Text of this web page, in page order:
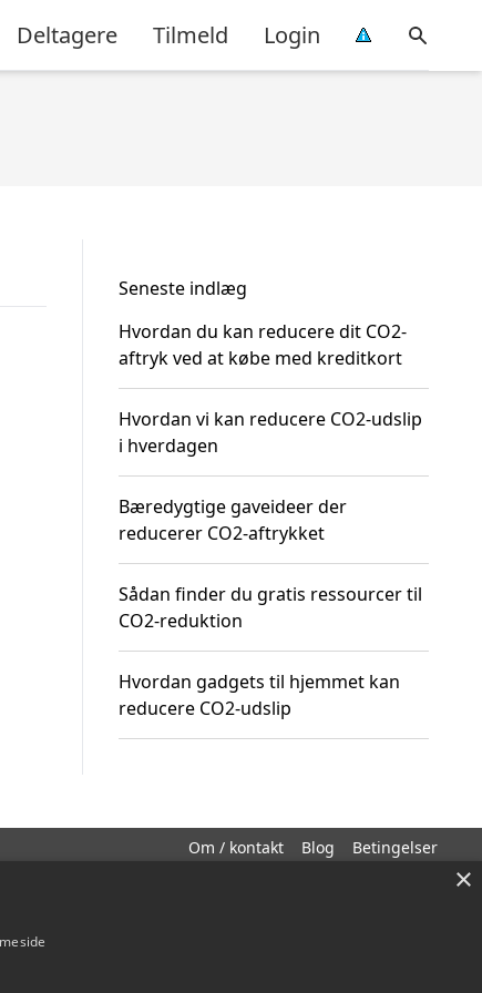
Deltagere Tilmeld Login
Seneste indlæg
Hvordan du kan reducere dit CO2-
aftryk ved at købe med kreditkort
Hvordan vi kan reducere CO2-udslip
i hverdagen
Bæredygtige gaveideer der
reducerer CO2-aftrykket
Sådan finder du gratis ressourcer til
CO2-reduktion
Hvordan gadgets til hjemmet kan
reducere CO2-udslip
Om / kontakt Blog Betingelser
×